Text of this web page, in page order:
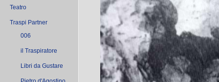
Teatro
Traspi Partner
006
il Traspiratore
Libri da Gustare